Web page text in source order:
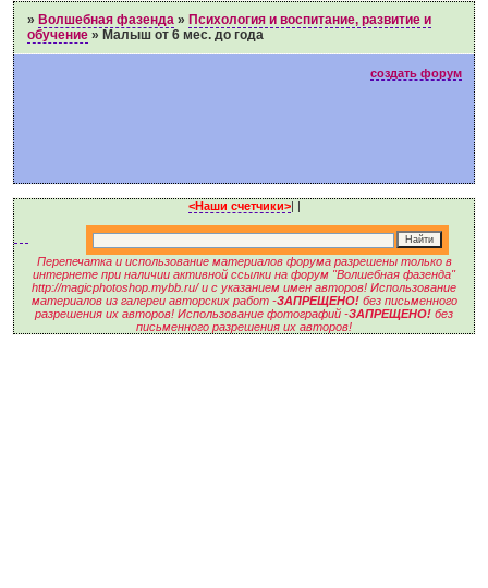
» Волшебная фазенда » Психология и воспитание, развитие и
обучение » Малыш от 6 мес. до года
создать форум
<Наши счетчики>| |
Перепечатка и использование материалов форума разрешены только в
интернете при наличии активной ссылки на форум "Волшебная фазенда"
http://magicphotoshop.mybb.ru/ и с указанием имен авторов! Использование
материалов из галереи авторских работ -ЗАПРЕЩЕНО!без письменного
разрешения их авторов! Использование фотографий -ЗАПРЕЩЕНО! без
письменного разрешения их авторов!